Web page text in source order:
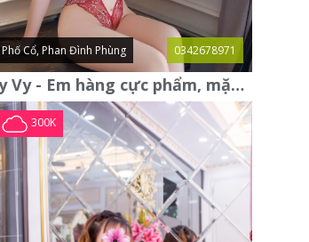
Phố Cổ, Phan Đình Phùng 0342678971
Vy Vy - Em hàng cực phẩm, mặt đẹp, vú to, bím khít rịt
300K